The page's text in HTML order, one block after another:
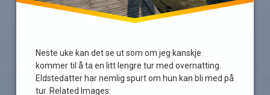
Neste uke kan det se ut som om jeg kanskje
kommer til å ta en litt lengre tur med overnatting.
Eldstedatter har nemlig spurt om hun kan bli med på
tur. Related Images: